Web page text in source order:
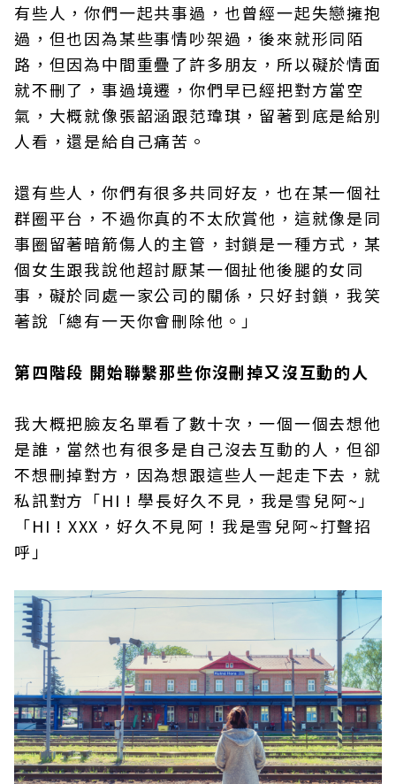
有些人，你們一起共事過，也曾經一起失戀擁抱
過，但也因為某些事情吵架過，後來就形同陌
路，但因為中間重疊了許多朋友，所以礙於情面
就不刪了，事過境遷，你們早已經把對方當空
氣，大概就像張韶涵跟范瑋琪，留著到底是給別
人看，還是給自己痛苦。
還有些人，你們有很多共同好友，也在某一個社
群圈平台，不過你真的不太欣賞他，這就像是同
事圈留著暗箭傷人的主管，封鎖是一種方式，某
個女生跟我說他超討厭某一個扯他後腿的女同
事，礙於同處一家公司的關係，只好封鎖，我笑
著說「總有一天你會刪除他。」
第四階段 開始聯繫那些你沒刪掉又沒互動的人
我大概把臉友名單看了數十次，一個一個去想他
是誰，當然也有很多是自己沒去互動的人，但卻
不想刪掉對方，因為想跟這些人一起走下去，就
私訊對方「HI ! 學長好久不見，我是雪兒阿~」
「HI ! XXX，好久不見阿！我是雪兒阿~打聲招
呼」